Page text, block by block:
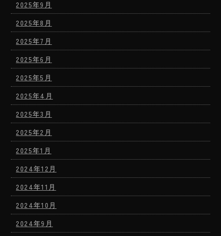
2025年9月
2025年8月
2025年7月
2025年6月
2025年5月
2025年4月
2025年3月
2025年2月
2025年1月
2024年12月
2024年11月
2024年10月
2024年9月